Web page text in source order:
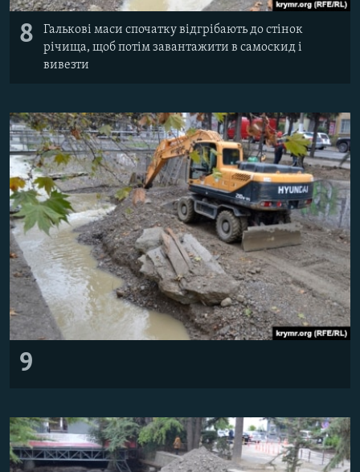
8
Галькові маси спочатку відгрібають до стінок
річища, щоб потім завантажити в самоскид і
вивезти
9